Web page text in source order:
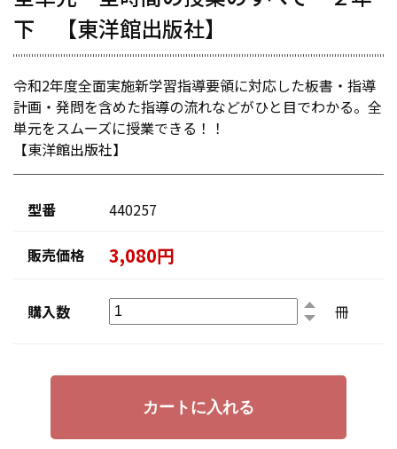
下 【東洋館出版社】
令和2年度全面実施新学習指導要領に対応した板書・指導
計画・発問を含めた指導の流れなどがひと目でわかる。全
単元をスムーズに授業できる！！
【東洋館出版社】
型番 440257
販売価格 3,080円
購入数 冊